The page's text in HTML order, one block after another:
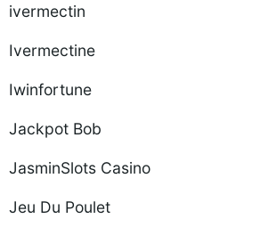
ivermectin
Ivermectine
Iwinfortune
Jackpot Bob
JasminSlots Casino
Jeu Du Poulet